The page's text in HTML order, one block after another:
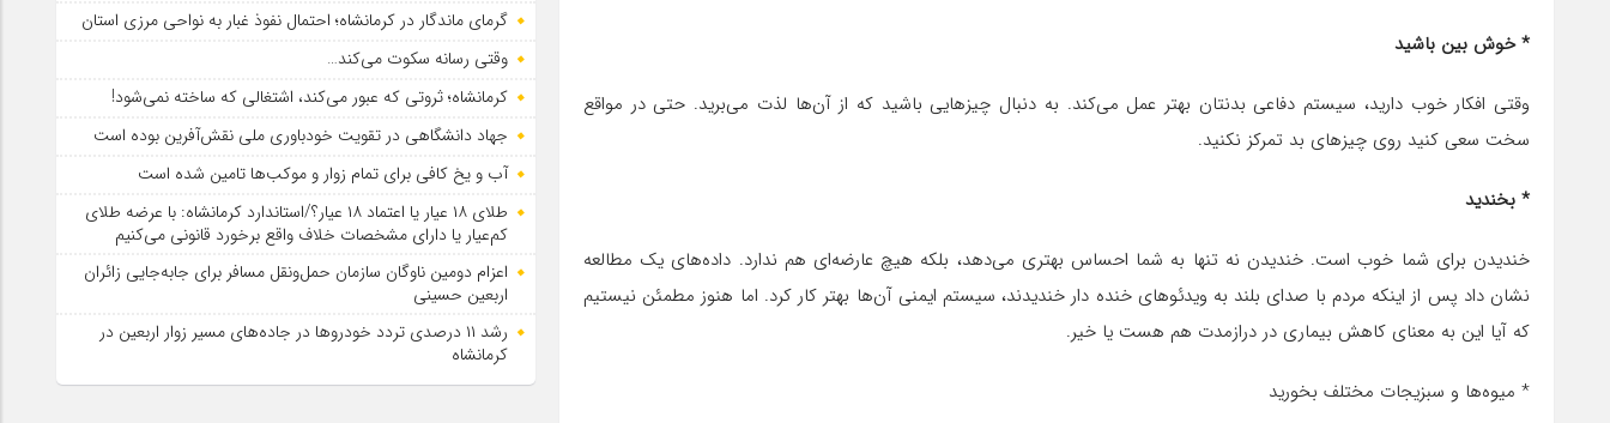
* خوش بین باشید
وقتی افکار خوب دارید، سیستم دفاعی بدنتان بهتر عمل می‌کند. به دنبال چیز‌هایی باشید که از آن‌ها لذت می‌برید. حتی در مواقع
سخت سعی کنید روی چیز‌های بد تمرکز نکنید.
* بخندید
خندیدن برای شما خوب است. خندیدن نه تنها به شما احساس بهتری می‌دهد، بلکه هیچ عارضه‌ای هم ندارد. داده‌های یک مطالعه
نشان داد پس از اینکه مردم با صدای بلند به ویدئو‌های خنده دار خندیدند، سیستم ایمنی آن‌ها بهتر کار کرد. اما هنوز مطمئن نیستیم
که آیا این به معنای کاهش بیماری در درازمدت هم هست یا خیر.
* میوه‌ها و سبزیجات مختلف بخورید
گرمای ماندگار در کرمانشاه؛ احتمال نفوذ غبار به نواحی مرزی استان
وقتی رسانه سکوت می‌کند…
کرمانشاه؛ ثروتی که عبور می‌کند، اشتغالی که ساخته نمی‌شود!
جهاد دانشگاهی در تقویت خودباوری ملی نقش‌آفرین بوده است
آب و یخ کافی برای تمام زوار و موکب‌ها تامین شده است
طلای ۱۸ عیار یا اعتماد ۱۸ عیار؟/استاندارد کرمانشاه: با عرضه طلای
کم‌عیار یا دارای مشخصات خلاف واقع برخورد قانونی می‌کنیم
اعزام دومین ناوگان سازمان حمل‌ونقل مسافر برای جابه‌جایی زائران
اربعین حسینی
رشد ۱۱ درصدی تردد خودروها در جاده‌های مسیر زوار اربعین در
کرمانشاه